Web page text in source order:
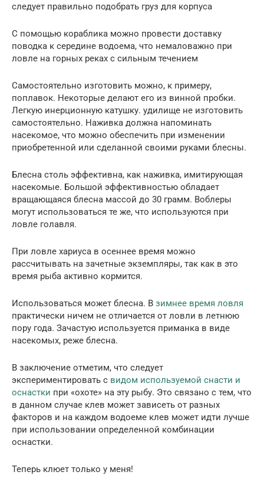
следует правильно подобрать груз для корпуса
С помощью кораблика можно провести доставку
поводка к середине водоема, что немаловажно при
ловле на горных реках с сильным течением
Самостоятельно изготовить можно, к примеру,
поплавок. Некоторые делают его из винной пробки.
Легкую инерционную катушку. удилище не изготовить
самостоятельно. Наживка должна напоминать
насекомое, что можно обеспечить при изменении
приобретенной или сделанной своими руками блесны.
Блесна столь эффективна, как наживка, имитирующая
насекомые. Большой эффективностью обладает
вращающаяся блесна массой до 30 грамм. Воблеры
могут использоваться те же, что используются при
ловле голавля.
При ловле хариуса в осеннее время можно
рассчитывать на зачетные экземпляры, так как в это
время рыба активно кормится.
Использоваться может блесна. В зимнее время ловля
практически ничем не отличается от ловли в летнюю
пору года. Зачастую используется приманка в виде
насекомых, реже блесна.
В заключение отметим, что следует
экспериментировать с видом используемой снасти и
оснастки при «охоте» на эту рыбу. Это связано с тем, что
в данном случае клев может зависеть от разных
факторов и на каждом водоеме клев может идти лучше
при использовании определенной комбинации
оснастки.
Теперь клюет только у меня!